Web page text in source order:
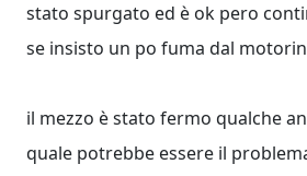
stato spurgato ed è ok pero
se insisto un po fuma dal
il mezzo è stato fermo qualche
quale potrebbe essere il